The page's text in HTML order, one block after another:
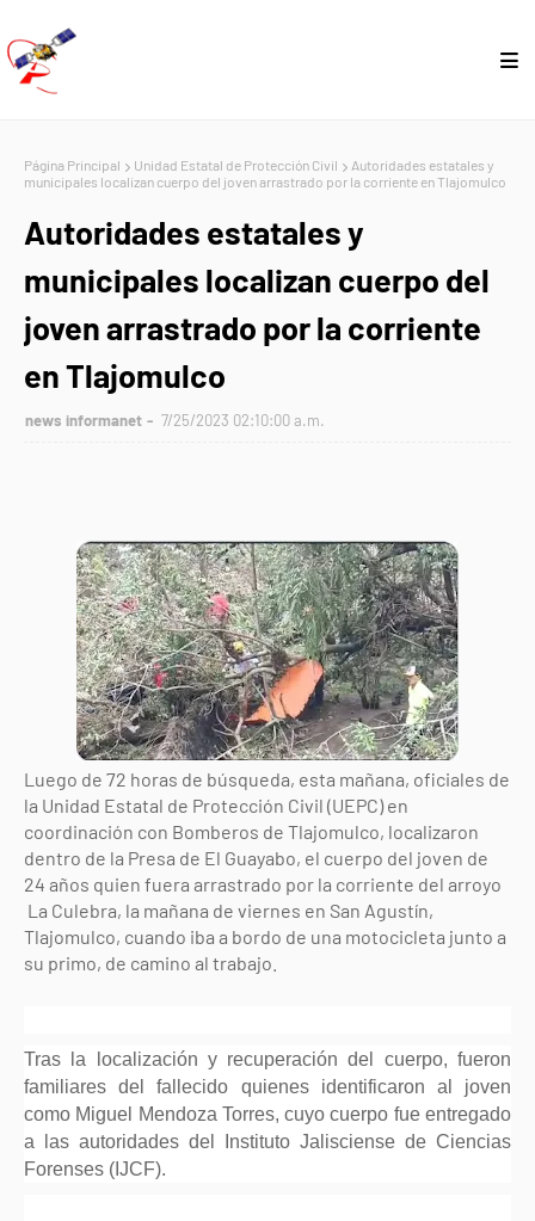
Página Principal Unidad Estatal de Protección Civil
Autoridades estatales y
municipales localizan cuerpo del joven arrastrado por la corriente en Tlajomulco
Autoridades estatales y
municipales localizan cuerpo del
joven arrastrado por la corriente
en Tlajomulco
news informanet 7/25/2023 02:10:00 a.m.
Luego de 72 horas de búsqueda, esta mañana, oficiales de
la Unidad Estatal de Protección Civil (UEPC) en
coordinación con Bomberos de Tlajomulco, localizaron
dentro de la Presa de El Guayabo, el cuerpo del joven de
24 años quien fuera arrastrado por la corriente del arroyo
La Culebra, la mañana de viernes en San Agustín,
Tlajomulco, cuando iba a bordo de una motocicleta junto a
su primo, de camino al trabajo.
Tras la localización y recuperación del cuerpo, fueron
familiares del fallecido quienes identificaron al joven
como Miguel Mendoza Torres, cuyo cuerpo fue entregado
a las autoridades del Instituto Jalisciense de Ciencias
Forenses (IJCF).